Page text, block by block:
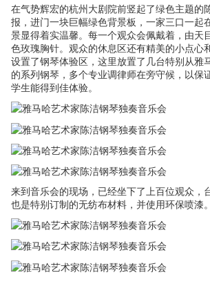
在气势辉宏的杭州大剧院前竖起了绿色主题的
报，进门一块巨幅绿色背景板，一家三口一起
景显得着实温馨。每一个观众会佩戴着，由天
色玫瑰胸针。观众的休息区还有精美的小点心
设置了钢琴体验区，这里放置了几台特别从雅
的系列钢琴，多个专业调律师在旁守候，以保
学生能得到佳体验。
来到音乐会的现场，已经坐下了上百位观众，
也是特别订制的无纺布材料，并使用环保喷漆。